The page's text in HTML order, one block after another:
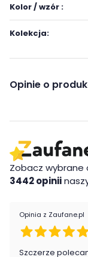
Kolor / wzór :
Kolekcja:
Opinie o
Zobacz
3442 opinii
Opinia z Zaufane.pl
Szczerze